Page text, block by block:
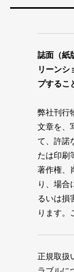
誌面（紙
リーンシ
プするこ
弊社刊行
文章を、
て、許諾
たは印刷
著作権、
り、場合
るいは損
ります。
正規取扱